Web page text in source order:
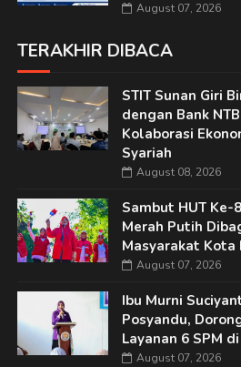
August 07, 2026
TERAKHIR DIBACA
STIT Sunan Giri
dengan Bank
Kolaborasi
Syariah
August 08, 2026
Sambut HUT Ke-
Merah Putih
Masyarakat Kota
August 07, 2026
Ibu Murni
Posyandu,
Layanan 6 SPM
August 07, 2026